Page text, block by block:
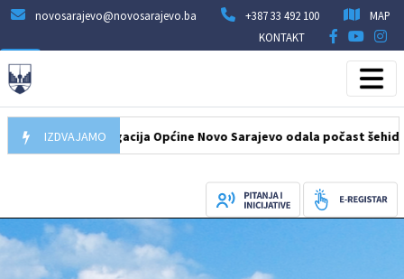
novosarajevo@novosarajevo.ba +387 33 492 100
MAP
KONTAKT
IZDVAJAMO
Delegacija Općine Novo Sarajevo odala počast šehidima i